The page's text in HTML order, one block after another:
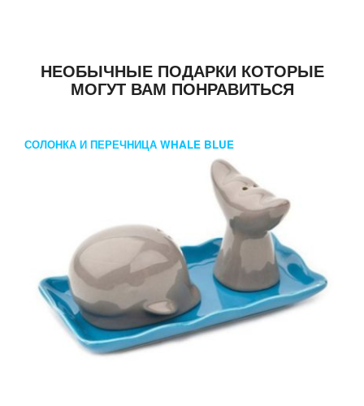
НЕОБЫЧНЫЕ ПОДАРКИ КОТОРЫЕ
МОГУТ ВАМ ПОНРАВИТЬСЯ
СОЛОНКА И ПЕРЕЧНИЦА WHALE BLUE